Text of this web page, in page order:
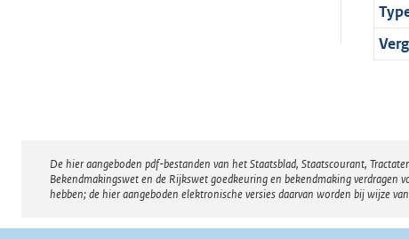
Disclaimer
De hier aangeboden pdf-bestanden van het Staatsblad, Staatscourant,
Bekendmakingswet en de Rijkswet goedkeuring en bekendmaking
hebben; de hier aangeboden elektronische versies daarvan worden bij wijze